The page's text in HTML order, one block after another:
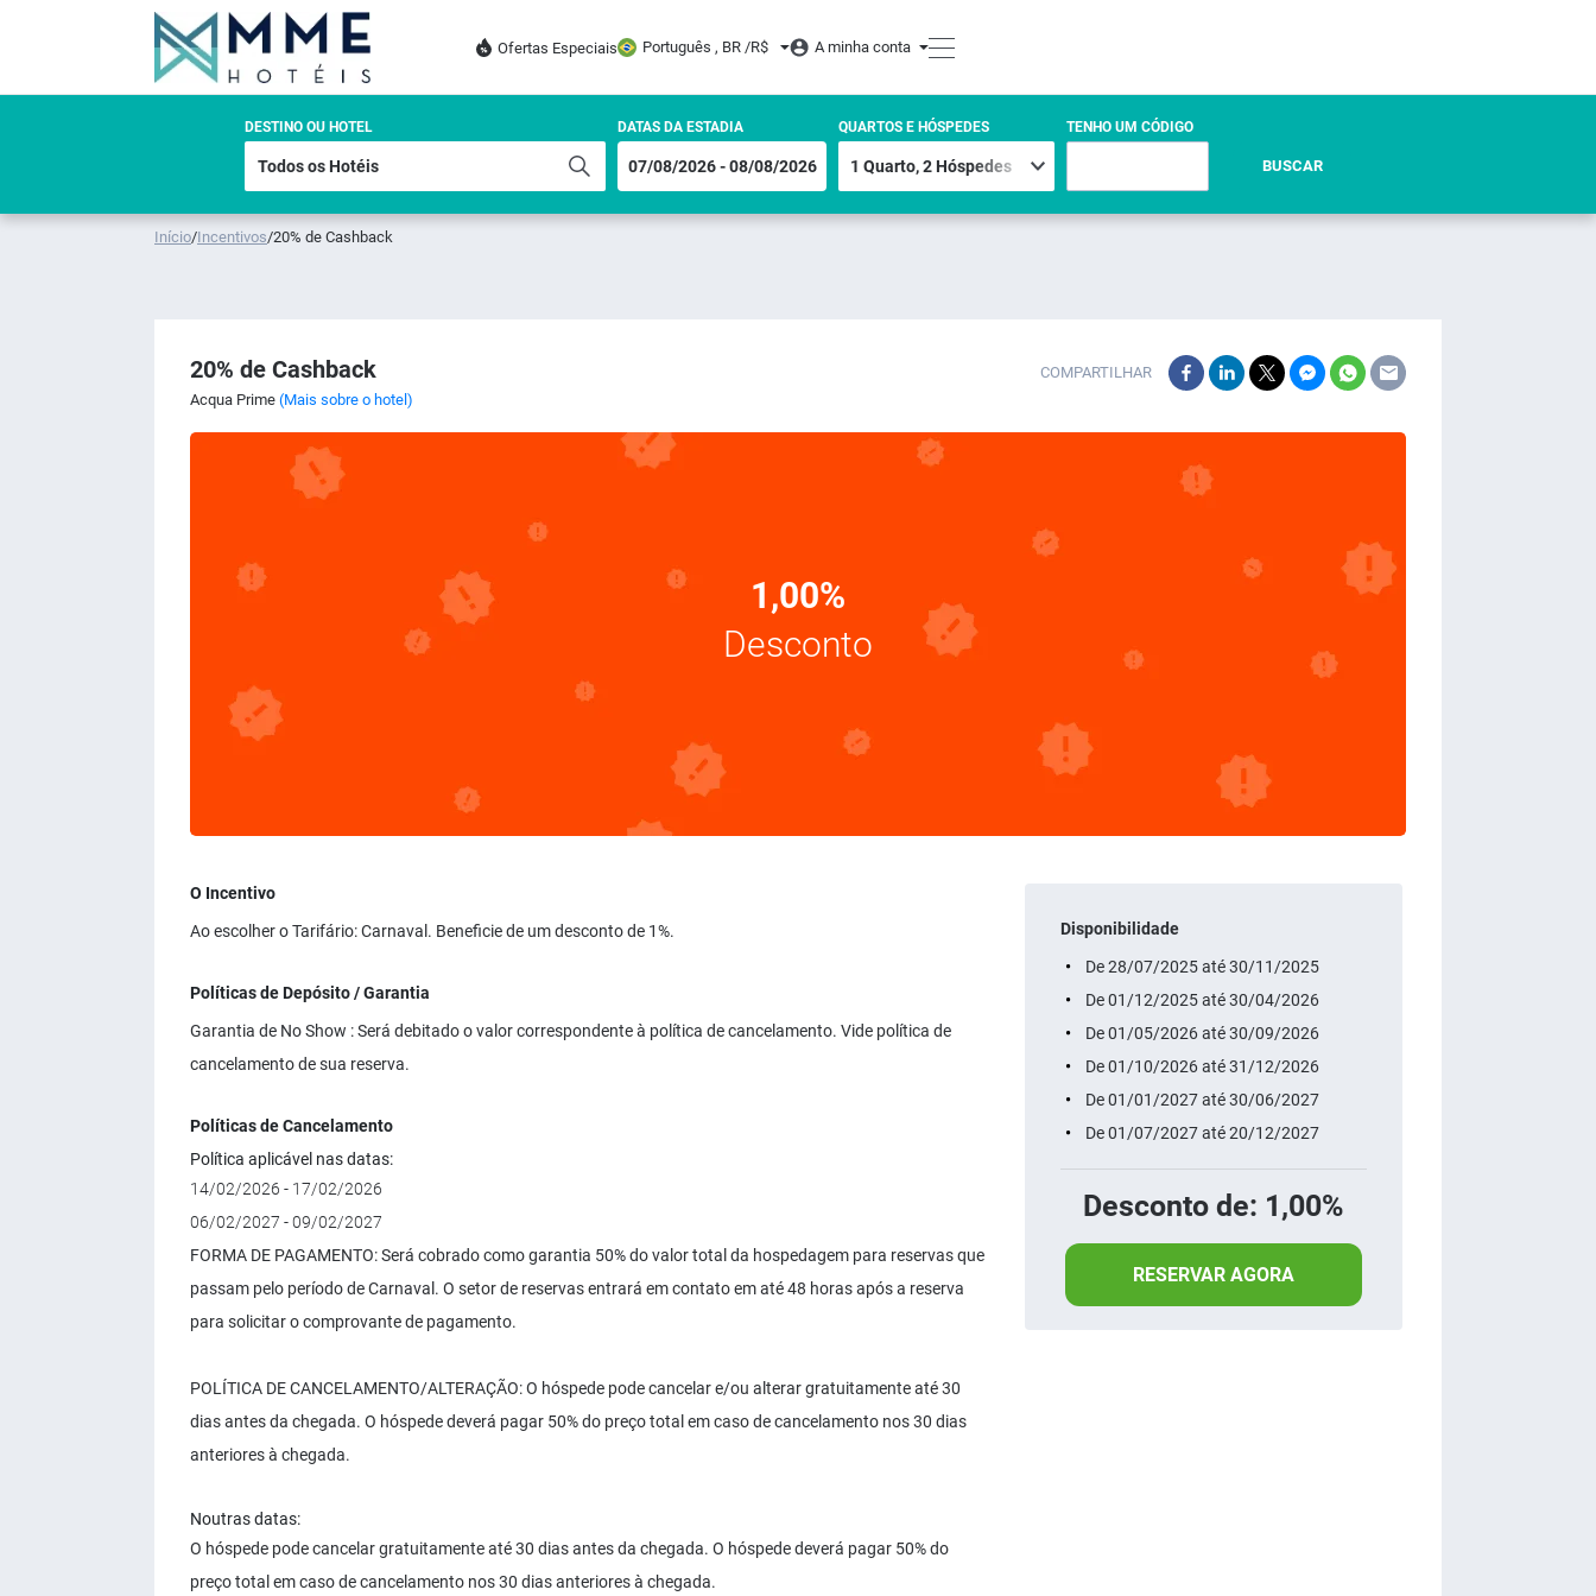
Ofertas Especiais Português , BR /R$ A minha conta
DESTINO OU HOTEL DATAS DA ESTADIA QUARTOS E HÓSPEDES TENHO UM CÓDIGO
BUSCAR
Início/Incentivos/20% de Cashback
20% de Cashback
Acqua Prime (Mais sobre o hotel)
COMPARTILHAR
1,00%
Desconto
O Incentivo
Ao escolher o Tarifário: Carnaval. Beneficie de um desconto de 1%.
Políticas de Depósito / Garantia
Garantia de No Show : Será debitado o valor correspondente à política de cancelamento. Vide política de
cancelamento de sua reserva.
Políticas de Cancelamento
Política aplicável nas datas:
14/02/2026 - 17/02/2026
06/02/2027 - 09/02/2027
FORMA DE PAGAMENTO: Será cobrado como garantia 50% do valor total da hospedagem para reservas que
passam pelo período de Carnaval. O setor de reservas entrará em contato em até 48 horas após a reserva
para solicitar o comprovante de pagamento.
POLÍTICA DE CANCELAMENTO/ALTERAÇÃO: O hóspede pode cancelar e/ou alterar gratuitamente até 30
dias antes da chegada. O hóspede deverá pagar 50% do preço total em caso de cancelamento nos 30 dias
anteriores à chegada.
Noutras datas:
O hóspede pode cancelar gratuitamente até 30 dias antes da chegada. O hóspede deverá pagar 50% do
preço total em caso de cancelamento nos 30 dias anteriores à chegada.
Disponibilidade
De 28/07/2025 até 30/11/2025
De 01/12/2025 até 30/04/2026
De 01/05/2026 até 30/09/2026
De 01/10/2026 até 31/12/2026
De 01/01/2027 até 30/06/2027
De 01/07/2027 até 20/12/2027
Desconto de: 1,00%
RESERVAR AGORA